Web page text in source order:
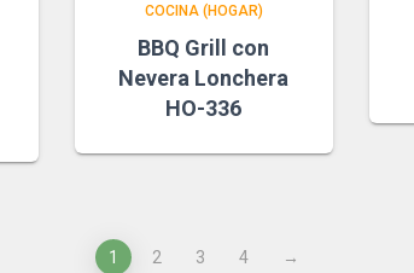
COCINA (HOGAR)
BBQ Grill con
Nevera Lonchera
HO-336
1 2 3 4 →